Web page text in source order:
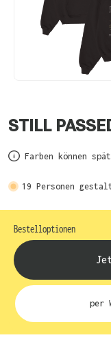
STILL
Farben können
19 Personen
Bestelloptionen
per